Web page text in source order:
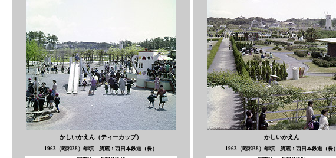
かしいかえん（ティーカップ）
1963（昭和38）年頃 所蔵：西日本鉄道（株）
かしいかえん
1963（昭和38）年頃 所蔵：西日本鉄道（株）